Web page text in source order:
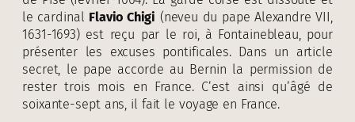
le cardinal Flavio Chigi (neveu du pape Alexandre VII,
1631-1693) est reçu par le roi, à Fontainebleau, pour
présenter les excuses pontificales. Dans un article
secret, le pape accorde au Bernin la permission de
rester trois mois en France. C’est ainsi qu’âgé de
soixante-sept ans, il fait le voyage en France.